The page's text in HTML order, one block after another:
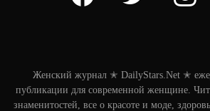
Женский журнал ✭ DailyStars.Net ✭
публикации для современной женщине.
знаменитостей, все о красоте и моде,